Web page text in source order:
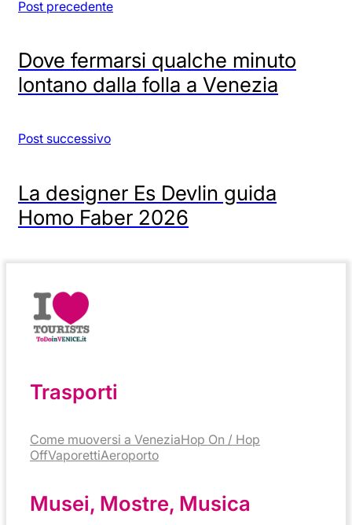
Post precedente
Dove fermarsi qualche minuto
lontano dalla folla a Venezia
Post successivo
La designer Es Devlin guida
Homo Faber 2026
Trasporti
Come muoversi a VeneziaHop On / Hop
OffVaporettiAeroporto
Musei, Mostre, Musica